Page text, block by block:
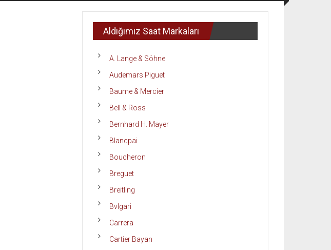
Aldığımız Saat Markaları
A. Lange & Söhne
Audemars Piguet
Baume & Mercier
Bell & Ross
Bernhard H. Mayer
Blancpai
Boucheron
Breguet
Breitling
Bvlgari
Carrera
Cartier Bayan